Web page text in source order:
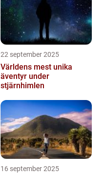
22 september 2025
Världens mest unika
äventyr under
stjärnhimlen
16 september 2025